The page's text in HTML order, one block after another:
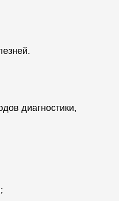
диагностики,